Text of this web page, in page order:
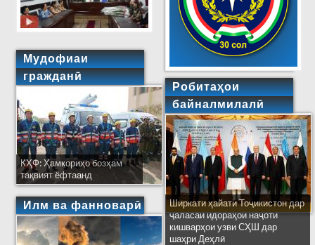
Мудофиаи
гражданӣ
КҲФ: Ҳамкориҳо бозҳам
тақвият ёфтаанд
Илм ва фанноварӣ
Робитаҳои
байналмилалӣ
Ширкати ҳайати Тоҷикистон дар
ҷаласаи идораҳои наҷоти
кишварҳои узви СҲШ дар
шаҳри Деҳлӣ